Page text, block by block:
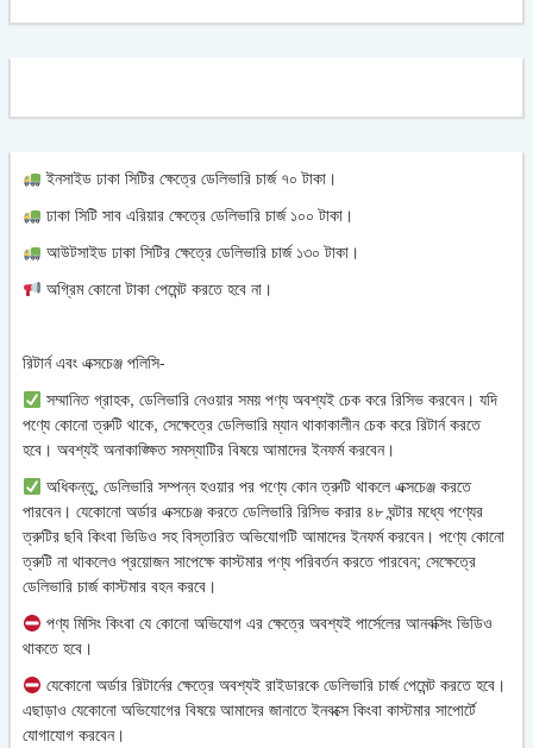
ইনসাইড ঢাকা সিটির ক্ষেত্রে ডেলিভারি চার্জ ৭০ টাকা।
ঢাকা সিটি সাব এরিয়ার ক্ষেত্রে ডেলিভারি চার্জ ১০০ টাকা।
আউটসাইড ঢাকা সিটির ক্ষেত্রে ডেলিভারি চার্জ ১৩০ টাকা।
অগ্রিম কোনো টাকা পেমেন্ট করতে হবে না।
রিটার্ন এবং এক্সচেঞ্জ পলিসি-
সম্মানিত গ্রাহক, ডেলিভারি নেওয়ার সময় পণ্য অবশ্যই চেক করে রিসিভ করবেন। যদি
পণ্যে কোনো ত্রুটি থাকে, সেক্ষেত্রে ডেলিভারি ম্যান থাকাকালীন চেক করে রিটার্ন করতে
হবে। অবশ্যই অনাকাঙ্ক্ষিত সমস্যাটির বিষয়ে আমাদের ইনফর্ম করবেন।
অধিকন্তু, ডেলিভারি সম্পন্ন হওয়ার পর পণ্যে কোন ত্রুটি থাকলে এক্সচেঞ্জ করতে
পারবেন। যেকোনো অর্ডার এক্সচেঞ্জ করতে ডেলিভারি রিসিভ করার ৪৮ ঘন্টার মধ্যে পণ্যের
ত্রুটির ছবি কিংবা ভিডিও সহ বিস্তারিত অভিযোগটি আমাদের ইনফর্ম করবেন। পণ্যে কোনো
ত্রুটি না থাকলেও প্রয়োজন সাপেক্ষে কাস্টমার পণ্য পরিবর্তন করতে পারবেন; সেক্ষেত্রে
ডেলিভারি চার্জ কাস্টমার বহন করবে।
পণ্য মিসিং কিংবা যে কোনো অভিযোগ এর ক্ষেত্রে অবশ্যই পার্সেলের আনবক্সিং ভিডিও
থাকতে হবে।
যেকোনো অর্ডার রিটার্নের ক্ষেত্রে অবশ্যই রাইডারকে ডেলিভারি চার্জ পেমেন্ট করতে হবে।
এছাড়াও যেকোনো অভিযোগের বিষয়ে আমাদের জানাতে ইনবক্সে কিংবা কাস্টমার সাপোর্টে
যোগাযোগ করবেন।